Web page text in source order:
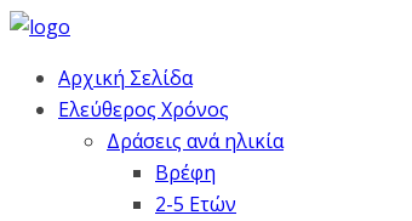
Αρχική Σελίδα
Ελεύθερος Χρόνος
Δράσεις ανά ηλικία
Βρέφη
2-5 Ετών